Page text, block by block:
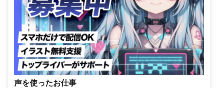
声を使ったお仕事